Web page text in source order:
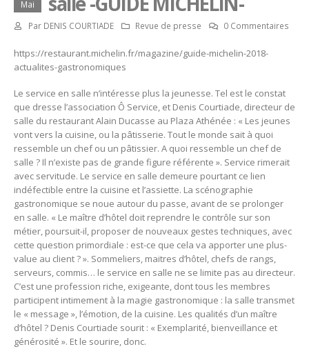
Mai
Par DENIS COURTIADE Revue de presse 0 Commentaires
https://restaurant.michelin.fr/magazine/guide-michelin-2018-
actualites-gastronomiques
Le service en salle n’intéresse plus la jeunesse. Tel est le constat
que dresse l’association Ô Service, et Denis Courtiade, directeur de
salle du restaurant Alain Ducasse au Plaza Athénée : « Les jeunes
vont vers la cuisine, ou la pâtisserie. Tout le monde sait à quoi
ressemble un chef ou un pâtissier. A quoi ressemble un chef de
salle ? Il n’existe pas de grande figure référente ». Service rimerait
avec servitude. Le service en salle demeure pourtant ce lien
indéfectible entre la cuisine et l’assiette. La scénographie
gastronomique se noue autour du passe, avant de se prolonger
en salle. « Le maître d’hôtel doit reprendre le contrôle sur son
métier, poursuit-il, proposer de nouveaux gestes techniques, avec
cette question primordiale : est-ce que cela va apporter une plus-
value au client ? ». Sommeliers, maitres d’hôtel, chefs de rangs,
serveurs, commis… le service en salle ne se limite pas au directeur.
C’est une profession riche, exigeante, dont tous les membres
participent intimement à la magie gastronomique : la salle transmet
le « message », l’émotion, de la cuisine. Les qualités d’un maître
d’hôtel ? Denis Courtiade sourit : « Exemplarité, bienveillance et
générosité ». Et le sourire, donc.